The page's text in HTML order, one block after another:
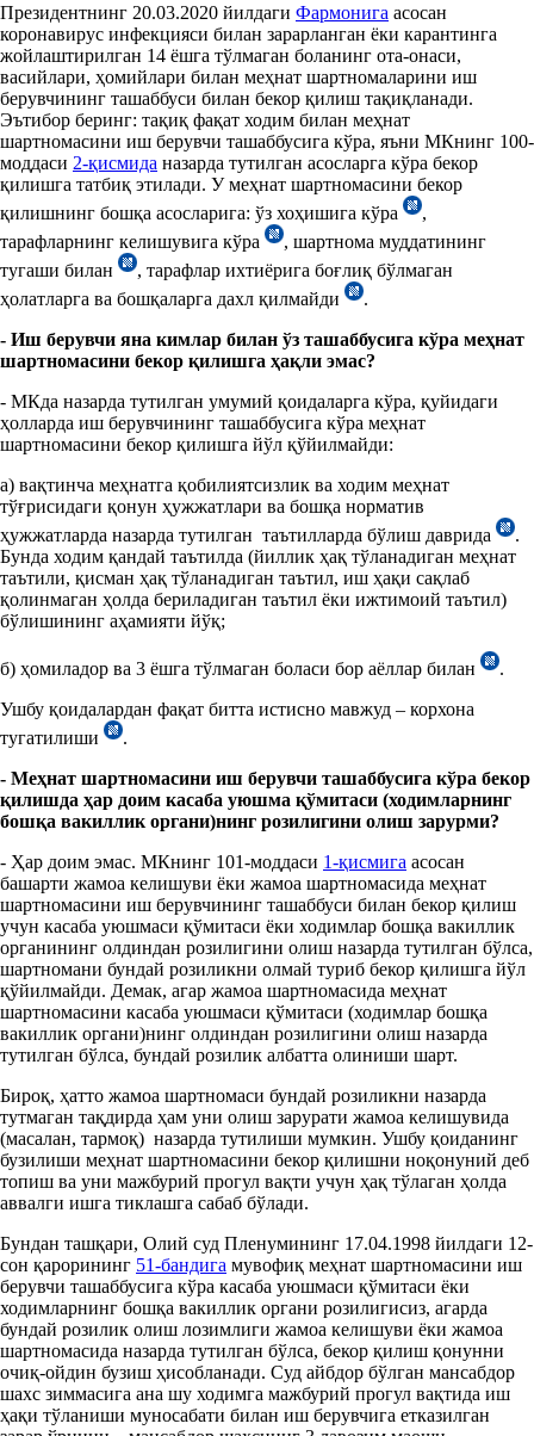
Президентнинг 20.03.2020 йилдаги Фармонига асосан
коронавирус инфекцияси билан зарарланган ёки карантинга
жойлаштирилган 14 ёшга тўлмаган боланинг ота-онаси,
васийлари, ҳомийлари билан меҳнат шартномаларини иш
берувчининг ташаббуси билан бекор қилиш тақиқланади.
Эътибор беринг: тақиқ фақат ходим билан меҳнат
шартномасини иш берувчи ташаббусига кўра, яъни МКнинг 100-
моддаси 2-қисмида назарда тутилган асосларга кўра бекор
қилишга татбиқ этилади. У меҳнат шартномасини бекор
қилишнинг бошқа асосларига: ўз хоҳишига кўра
,
тарафларнинг келишувига кўра
, шартнома муддатининг
тугаши билан
, тарафлар ихтиёрига боғлиқ бўлмаган
ҳолатларга ва бошқаларга дахл қилмайди
.
- Иш берувчи яна кимлар билан ўз ташаббусига кўра меҳнат
шартномасини бекор қилишга ҳақли эмас?
- МКда назарда тутилган умумий қоидаларга кўра, қуйидаги
ҳолларда иш берувчининг ташаббусига кўра меҳнат
шартномасини бекор қилишга йўл қўйилмайди:
а) вақтинча меҳнатга қобилиятсизлик ва ходим меҳнат
тўғрисидаги қонун ҳужжатлари ва бошқа норматив
ҳужжатларда назарда тутилган таътилларда бўлиш даврида
.
Бунда ходим қандай таътилда (йиллик ҳақ тўланадиган меҳнат
таътили, қисман ҳақ тўланадиган таътил, иш ҳақи сақлаб
қолинмаган ҳолда бериладиган таътил ёки ижтимоий таътил)
бўлишининг аҳамияти йўқ;
б) ҳомиладор ва 3 ёшга тўлмаган боласи бор аёллар билан
.
Ушбу қоидалардан фақат битта истисно мавжуд – корхона
тугатилиши
.
- Меҳнат шартномасини иш берувчи ташаббусига кўра бекор
қилишда ҳар доим касаба уюшма қўмитаси (ходимларнинг
бошқа вакиллик органи)нинг розилигини олиш зарурми?
- Ҳар доим эмас. МКнинг 101-моддаси 1-қисмига асосан
башарти жамоа келишуви ёки жамоа шартномасида меҳнат
шартномасини иш берувчининг ташаббуси билан бекор қилиш
учун касаба уюшмаси қўмитаси ёки ходимлар бошқа вакиллик
органининг олдиндан розилигини олиш назарда тутилган бўлса,
шартномани бундай розиликни олмай туриб бекор қилишга йўл
қўйилмайди. Демак, агар жамоа шартномасида меҳнат
шартномасини касаба уюшмаси қўмитаси (ходимлар бошқа
вакиллик органи)нинг олдиндан розилигини олиш назарда
тутилган бўлса, бундай розилик албатта олиниши шарт.
Бироқ, ҳатто жамоа шартномаси бундай розиликни назарда
тутмаган тақдирда ҳам уни олиш зарурати жамоа келишувида
(масалан, тармоқ) назарда тутилиши мумкин. Ушбу қоиданинг
бузилиши меҳнат шартномасини бекор қилишни ноқонуний деб
топиш ва уни мажбурий прогул вақти учун ҳақ тўлаган ҳолда
аввалги ишга тиклашга сабаб бўлади.
Бундан ташқари, Олий суд Пленумининг 17.04.1998 йилдаги 12-
сон қарорининг 51-бандига мувофиқ меҳнат шартномасини иш
берувчи ташаббусига кўра касаба уюшмаси қўмитаси ёки
ходимларнинг бошқа вакиллик органи розилигисиз, агарда
бундай розилик олиш лозимлиги жамоа келишуви ёки жамоа
шартномасида назарда тутилган бўлса, бекор қилиш қонунни
очиқ-ойдин бузиш ҳисобланади. Суд айбдор бўлган мансабдор
шахс зиммасига ана шу ходимга мажбурий прогул вақтида иш
ҳақи тўланиши муносабати билан иш берувчига етказилган